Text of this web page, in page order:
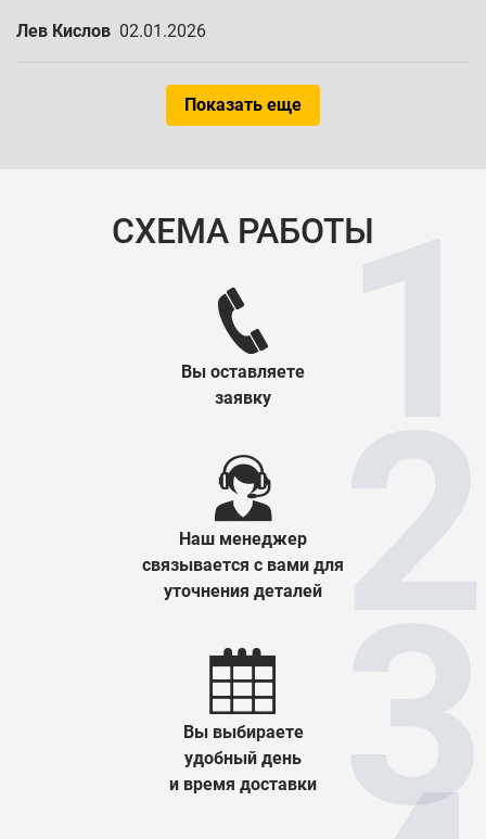
Лев Кислов 02.01.2026
Показать еще
СХЕМА РАБОТЫ
Вы оставляете
заявку
Наш менеджер
связывается с вами для
уточнения деталей
Вы выбираете
удобный день
и время доставки